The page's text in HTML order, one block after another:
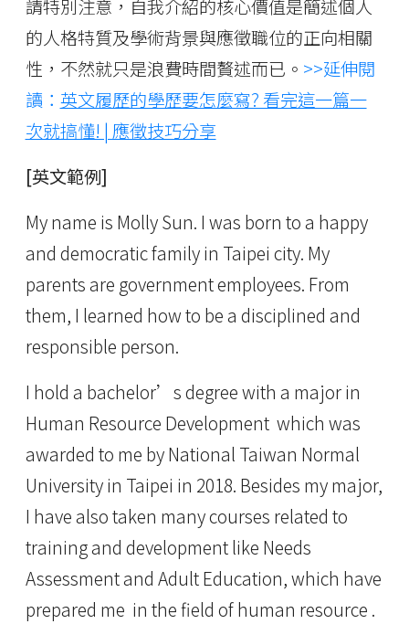
請特別注意，自我介紹的核心價值是簡述個人
的人格特質及學術背景與應徵職位的正向相關
性，不然就只是浪費時間贅述而已。 >>延伸閱
讀： 英文履歷的學歷要怎麼寫? 看完這一篇一
次就搞懂! | 應徵技巧分享
[英文範例]
My name is Molly Sun. I was born to a happy
and democratic family in Taipei city. My
parents are government employees. From
them, I learned how to be a disciplined and
responsible person.
I hold a bachelor’s degree with a major in
Human Resource Development which was
awarded to me by National Taiwan Normal
University in Taipei in 2018. Besides my major,
I have also taken many courses related to
training and development like Needs
Assessment and Adult Education, which have
prepared me in the field of human resource .